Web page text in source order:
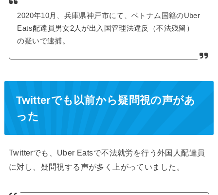
2020年10月、兵庫県神戸市にて、ベトナム国籍のUber
Eats配達員男女2人が出入国管理法違反（不法残留）
の疑いで逮捕。
Twitterでも以前から疑問視の声があ
った
Twitterでも、Uber Eatsで不法就労を行う外国人配達員
に対し、疑問視する声が多く上がっていました。